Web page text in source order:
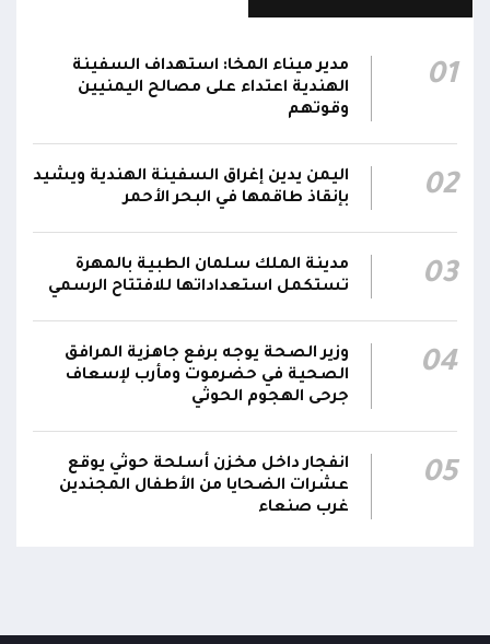
00:28
صالح يشيد بالروح القتالية العالية لكافة منتسبي
الفرقتين الأولى والثالثة وحسن التعامل مع الموقف
وثبات المقاتلين في مواقعهم
00:26
الفريق أول ركن طارق صالح يعزي في اتصالين
هاتفيين قائدي الفرقتين الأولى والثالثة طوارئ في
استشهاد عدد من الأبطال بالهجوم الحوثي الغادر
اللجنة الأمنية بحضرموت تدين هجوم مليشيا
الحوثي على القوات المسلحة وتؤكد استمرار
والاستقرار
23:05
جدد #المكتب_السياسي تمسكه بمواصلة النضال
واستعادة العاصمة صنعاء وإنهاء الانقلاب
01
مدير ميناء المخا: استهداف السفينة
الهندية اعتداء على مصالح اليمنيين
وقوتهم
02
اليمن يدين إغراق السفينة الهندية ويشيد
بإنقاذ طاقمها في البحر الأحمر
03
مدينة الملك سلمان الطبية بالمهرة
تستكمل استعداداتها للافتتاح الرسمي
04
وزير الصحة يوجه برفع جاهزية المرافق
الصحية في حضرموت ومأرب لإسعاف
جرحى الهجوم الحوثي
05
انفجار داخل مخزن أسلحة حوثي يوقع
عشرات الضحايا من الأطفال المجندين
غرب صنعاء